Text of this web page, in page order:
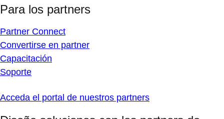
Para los partners
Partner Connect
Convertirse en partner
Capacitación
Soporte
Acceda el portal de nuestros partners